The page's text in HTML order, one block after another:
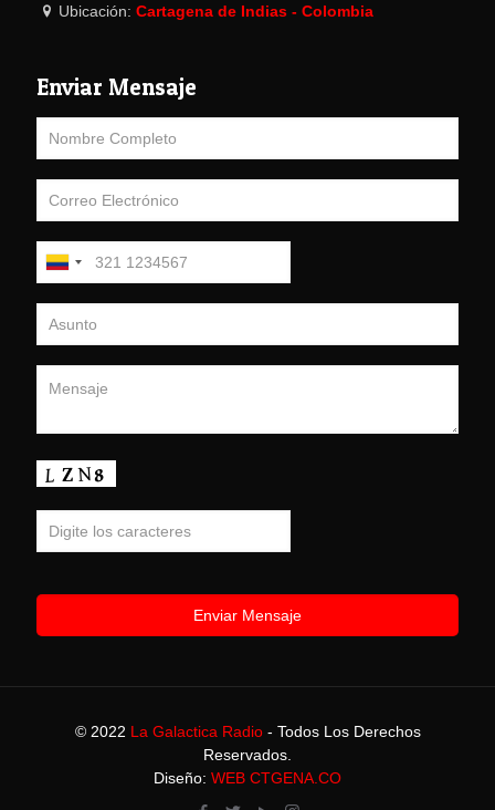
Ubicación: Cartagena de Indias - Colombia
Enviar Mensaje
© 2022 La Galactica Radio- Todos Los Derechos
Reservados.
Diseño: WEB CTGENA.CO